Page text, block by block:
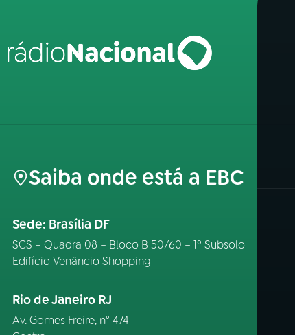
Saiba onde está a EBC
Sede: Brasília DF
SCS – Quadra 08 – Bloco B 50/60 – 1º Subsolo
Edifício Venâncio Shopping
Rio de Janeiro RJ
Av. Gomes Freire, n° 474